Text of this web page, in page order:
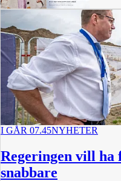
I GÅR 07.45NYHETER
Regeringen vill ha
snabbare